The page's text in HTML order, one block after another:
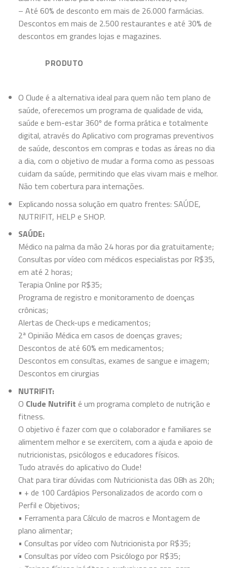
– Até 60% de desconto em mais de 26.000 farmácias.
Descontos em mais de 2.500 restaurantes e até 30% de
descontos em grandes lojas e magazines.
PRODUTO
O Clude é a alternativa ideal para quem não tem plano de
saúde, oferecemos um programa de qualidade de vida,
saúde e bem-estar 360º de forma prática e totalmente
digital, através do Aplicativo com programas preventivos
de saúde, descontos em compras e todas as áreas no dia
a dia, com o objetivo de mudar a forma como as pessoas
cuidam da saúde, permitindo que elas vivam mais e melhor.
Não tem cobertura para internações.
Explicando nossa solução em quatro frentes: SAÚDE,
NUTRIFIT, HELP e SHOP.
SAÚDE:
Médico na palma da mão 24 horas por dia gratuitamente;
Consultas por vídeo com médicos especialistas por R$35,
em até 2 horas;
Terapia Online por R$35;
Programa de registro e monitoramento de doenças
crônicas;
Alertas de Check-ups e medicamentos;
2ª Opinião Médica em casos de doenças graves;
Descontos de até 60% em medicamentos;
Descontos em consultas, exames de sangue e imagem;
Descontos em cirurgias
NUTRIFIT:
O Clude Nutrifit é um programa completo de nutrição e
fitness.
O objetivo é fazer com que o colaborador e familiares se
alimentem melhor e se exercitem, com a ajuda e apoio de
nutricionistas, psicólogos e educadores físicos.
Tudo através do aplicativo do Clude!
Chat para tirar dúvidas com Nutricionista das 08h as 20h;
• + de 100 Cardápios Personalizados de acordo com o
Perfil e Objetivos;
• Ferramenta para Cálculo de macros e Montagem de
plano alimentar;
• Consultas por vídeo com Nutricionista por R$35;
• Consultas por vídeo com Psicólogo por R$35;